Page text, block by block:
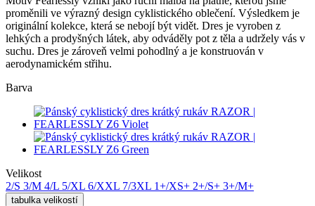
proměnili ve výrazný design cyklistického oblečení. Výsledkem je
originální kolekce, která se nebojí být vidět. Dres je vyroben z
lehkých a prodyšných látek, aby odváděly pot z těla a udržely vás v
suchu. Dres je zároveň velmi pohodlný a je konstruován v
aerodynamickém střihu.
Barva
Velikost
2/S 3/M 4/L 5/XL 6/XXL 7/3XL 1+/XS+ 2+/S+ 3+/M+
tabulka velikostí